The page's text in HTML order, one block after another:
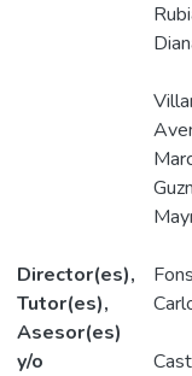
Director(es),
Tutor(es),
Asesor(es)
y/o